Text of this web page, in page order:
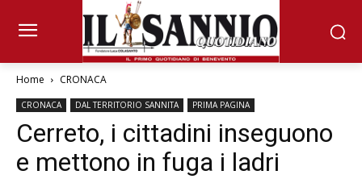
Home CRONACA
CRONACA DAL TERRITORIO SANNITA PRIMA PAGINA
Cerreto, i cittadini inseguono
e mettono in fuga i ladri